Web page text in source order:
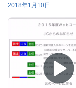
2018年1月10日